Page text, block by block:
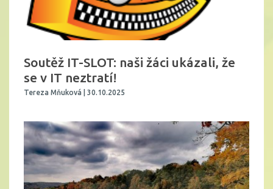
Soutěž IT-SLOT: naši žáci ukázali, že
se v IT neztratí!
Tereza Mňuková | 30.10.2025